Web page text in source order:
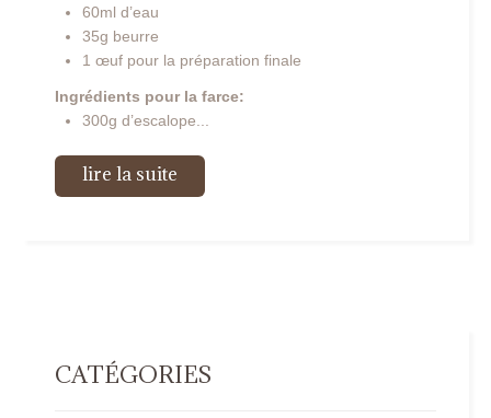
60ml d’eau
35g beurre
1 œuf pour la préparation finale
Ingrédients pour la farce:
300g d’escalope...
lire la suite
CATÉGORIES